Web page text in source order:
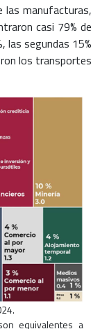
las manufacturas,
casi 79% de
las segundas 15%
los transportes
equivalentes a